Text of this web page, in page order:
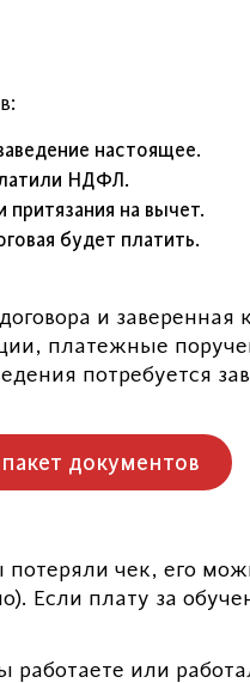
настоящее.
НДФЛ.
на вычет.
будет платить.
и заверенная
платежные
потребуется
пакет документов
потеряли чек, его
Если плату за
или